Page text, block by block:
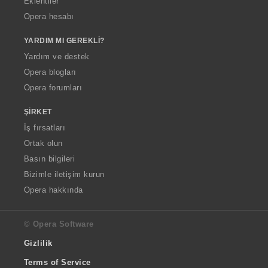
Opera hesabı
YARDIM MI GEREKLI?
Yardım ve destek
Opera blogları
Opera forumları
ŞIRKET
İş fırsatları
Ortak olun
Basın bilgileri
Bizimle iletişim kurun
Opera hakkında
© Opera Software
Gizlilik
Terms of Service